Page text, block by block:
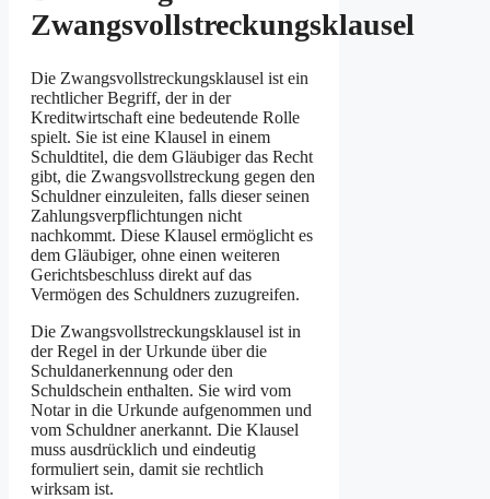
Zwangsvollstreckungsklausel
Die Zwangsvollstreckungsklausel ist ein
rechtlicher Begriff, der in der
Kreditwirtschaft eine bedeutende Rolle
spielt. Sie ist eine Klausel in einem
Schuldtitel, die dem Gläubiger das Recht
gibt, die Zwangsvollstreckung gegen den
Schuldner einzuleiten, falls dieser seinen
Zahlungsverpflichtungen nicht
nachkommt. Diese Klausel ermöglicht es
dem Gläubiger, ohne einen weiteren
Gerichtsbeschluss direkt auf das
Vermögen des Schuldners zuzugreifen.
Die Zwangsvollstreckungsklausel ist in
der Regel in der Urkunde über die
Schuldanerkennung oder den
Schuldschein enthalten. Sie wird vom
Notar in die Urkunde aufgenommen und
vom Schuldner anerkannt. Die Klausel
muss ausdrücklich und eindeutig
formuliert sein, damit sie rechtlich
wirksam ist.